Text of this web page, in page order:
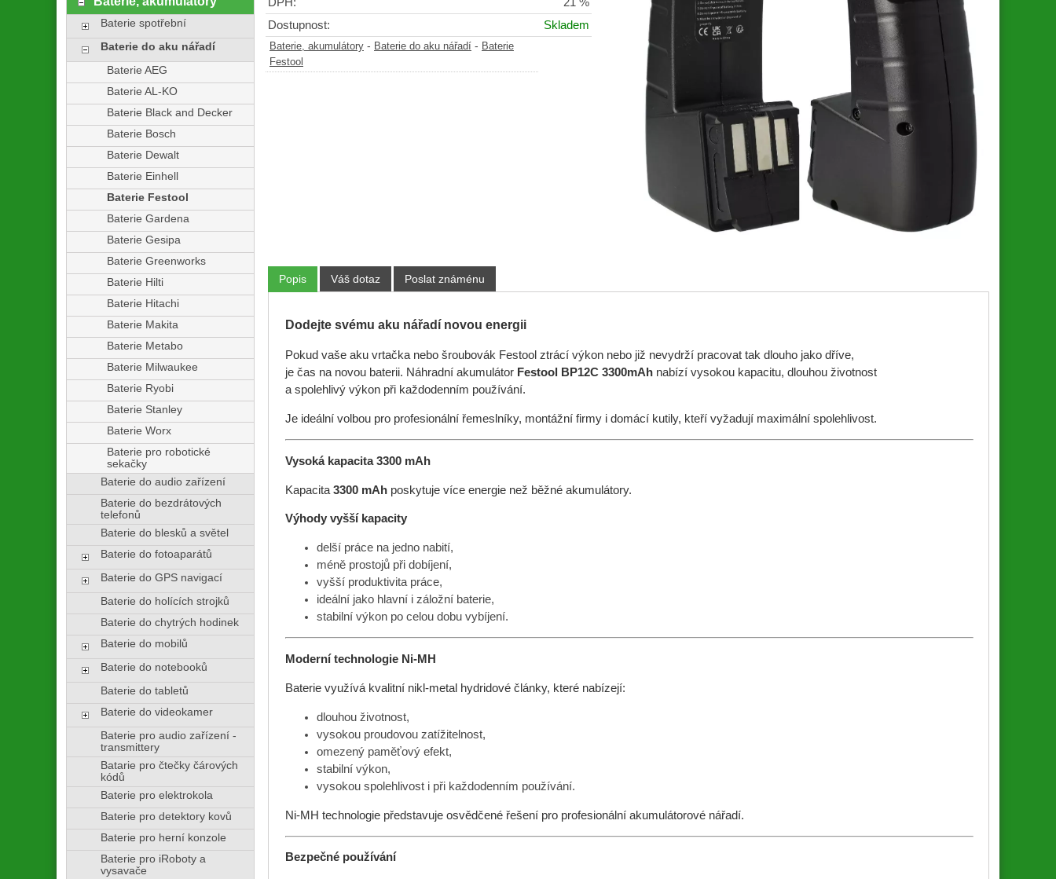
Dostupnost:
Skladem
Baterie, akumulátory - Baterie do aku nářadí - Baterie
Festool
Popis Váš dotaz Poslat známénu
Dodejte svému aku nářadí novou energii
Pokud vaše aku vrtačka nebo šroubovák Festool ztrácí výkon nebo již nevydrží pracovat tak dlouho jako dříve,
je čas na novou baterii. Náhradní akumulátor Festool BP12C 3300mAhnabízí vysokou kapacitu, dlouhou životnost
a spolehlivý výkon při každodenním používání.
Je ideální volbou pro profesionální řemeslníky, montážní firmy i domácí kutily, kteří vyžadují maximální spolehlivost.
Vysoká kapacita 3300 mAh
Kapacita 3300 mAhposkytuje více energie než běžné akumulátory.
Výhody vyšší kapacity
delší práce na jedno nabití,
méně prostojů při dobíjení,
vyšší produktivita práce,
ideální jako hlavní i záložní baterie,
stabilní výkon po celou dobu vybíjení.
Moderní technologie Ni-MH
Baterie využívá kvalitní nikl-metal hydridové články, které nabízejí:
dlouhou životnost,
vysokou proudovou zatížitelnost,
omezený paměťový efekt,
stabilní výkon,
vysokou spolehlivost i při každodenním používání.
Ni-MH technologie představuje osvědčené řešení pro profesionální akumulátorové nářadí.
Bezpečné používání
Baterie spotřební
Baterie do aku nářadí
Baterie AEG
Baterie AL-KO
Baterie Black and Decker
Baterie Bosch
Baterie Dewalt
Baterie Einhell
Baterie Festool
Baterie Gardena
Baterie Gesipa
Baterie Greenworks
Baterie Hilti
Baterie Hitachi
Baterie Makita
Baterie Metabo
Baterie Milwaukee
Baterie Ryobi
Baterie Stanley
Baterie Worx
Baterie pro robotické
sekačky
Baterie do audio zařízení
Baterie do bezdrátových
telefonů
Baterie do blesků a světel
Baterie do fotoaparátů
Baterie do GPS navigací
Baterie do holících strojků
Baterie do chytrých hodinek
Baterie do mobilů
Baterie do notebooků
Baterie do tabletů
Baterie do videokamer
Baterie pro audio zařízení -
transmittery
Batarie pro čtečky čárových
kódů
Baterie pro elektrokola
Baterie pro detektory kovů
Baterie pro herní konzole
Baterie pro iRoboty a
vysavače